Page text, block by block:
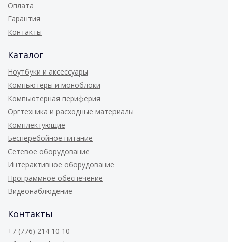
Оплата
Гарантия
Контакты
Каталог
Ноутбуки и аксессуары
Компьютеры и моноблоки
Компьютерная периферия
Оргтехника и расходные материалы
Комплектующие
Бесперебойное питание
Сетевое оборудование
Интерактивное оборудование
Программное обеспечение
Видеонаблюдение
Контакты
+7 (776) 214 10 10